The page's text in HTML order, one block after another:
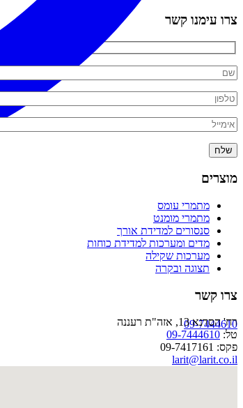
09-7444610
צרו עימנו קשר
מוצרים
מתמרי עומס
מתמרי מומנט
סנסורים למדידת אורך
מדים ומערכות למדידת כוחות
מערכות שקילה
תצוגה ובקרה
צרו קשר
רח' הסדנא 13, אזה"ת רעננה
טל: 09-7444610
פקס: 09-7417161
larit@larit.co.il